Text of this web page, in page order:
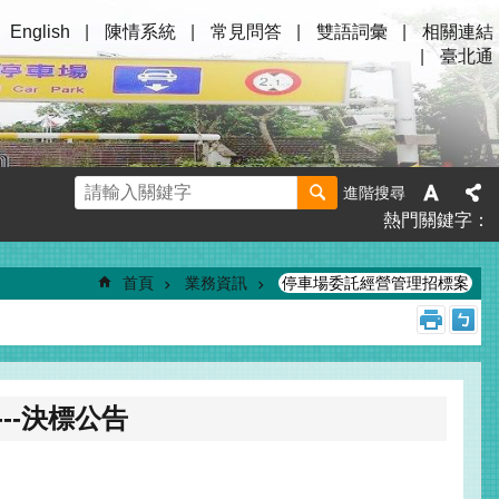
English 陳情系統 常見問答 雙語詞彙
相關連結
臺北通
進階搜尋
熱門關鍵字
首頁 業務資訊 停車場委託經營管理招標案
決標公告